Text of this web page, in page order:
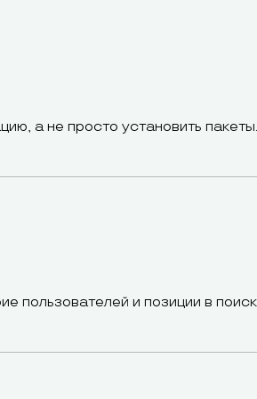
а не просто установить пакеты.
пользователей и позиции в